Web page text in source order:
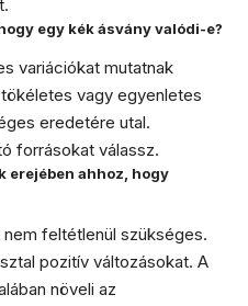
egy kék ásvány valódi-e?
variációkat mutatnak
vagy egyenletes
eredetére utal.
forrásokat válassz.
erejében ahhoz, hogy
feltétlenül szükséges.
pozitív változásokat. A
növeli az